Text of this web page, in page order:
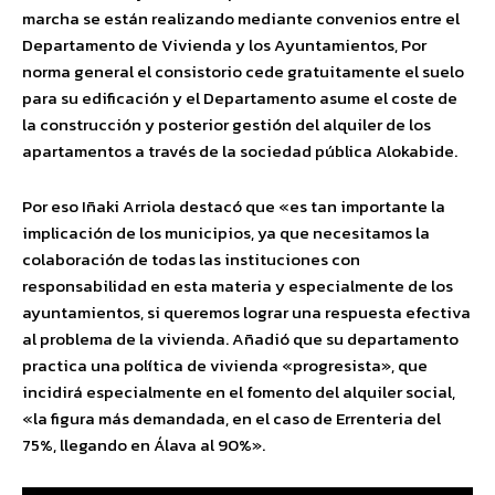
marcha se están realizando mediante convenios entre el
Departamento de Vivienda y los Ayuntamientos, Por
norma general el consistorio cede gratuitamente el suelo
para su edificación y el Departamento asume el coste de
la construcción y posterior gestión del alquiler de los
apartamentos a través de la sociedad pública Alokabide.
Por eso Iñaki Arriola destacó que «es tan importante la
implicación de los municipios, ya que necesitamos la
colaboración de todas las instituciones con
responsabilidad en esta materia y especialmente de los
ayuntamientos, si queremos lograr una respuesta efectiva
al problema de la vivienda. Añadió que su departamento
practica una política de vivienda «progresista», que
incidirá especialmente en el fomento del alquiler social,
«la figura más demandada, en el caso de Errenteria del
75%, llegando en Álava al 90%».